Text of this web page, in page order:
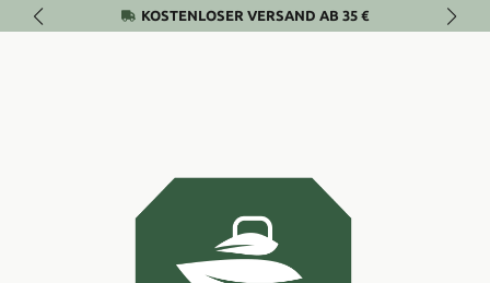
Zum Hauptinhalt springenKOSTENLOSER VERSAND AB 35 €